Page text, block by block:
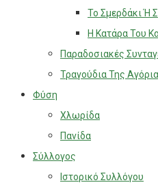
Το Σμερδάκι Ή
Η Κατάρα Του
Παραδοσιακές
Τραγούδια Της
Φύση
Χλωρίδα
Πανίδα
Σύλλογος
Ιστορικό Συλλόγου